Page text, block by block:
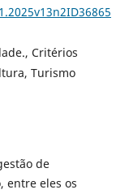
Critérios
Turismo
de
entre eles os